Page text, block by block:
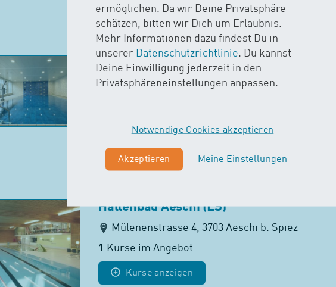
ermöglichen. Da wir Deine Privatsphäre
schätzen, bitten wir Dich um Erlaubnis.
Mehr Informationen dazu findest Du in
unserer Datenschutzrichtlinie. Du kannst
Deine Einwilligung jederzeit in den
Privatsphäreneinstellungen anpassen.
Notwendige Cookies akzeptieren
Akzeptieren Meine Einstellungen
Eingliederungsstätte Baselland ESB
Schauenburgerstrasse 16, 4410 Liestal
Kurse anzeigen
Hallenbad Aeschi (LS)
Mülenenstrasse 4, 3703 Aeschi b. Spiez
1
Kurse im Angebot
Kurse anzeigen